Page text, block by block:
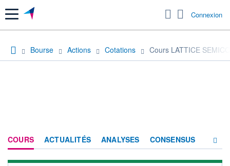
Menu Connexion
Bourse Actions Cotations Cours LATTICE
COURS ACTUALITÉS ANALYSES CONSENSUS